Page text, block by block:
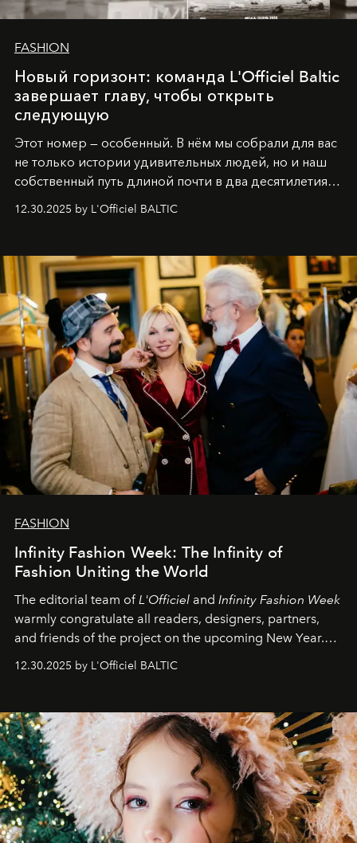
FASHION
Новый горизонт: команда L'Officiel Baltic
завершает главу, чтобы открыть
следующую
Этот номер — особенный. В нём мы собрали для вас
не только истории удивительных людей, но и наш
собственный путь длиной почти в два десятилетия.
души говорим спасибо каждому, кто был с нами все
самыми искренними пожеланиями и теплом, ваша
командаL’Officiel Baltic .
12.30.2025 by L'Officiel BALTIC
FASHION
Infinity Fashion Week: The Infinity of
Fashion Uniting the World
The editorial team of L'Officiel and Infinity Fashion Week
warmly congratulate all readers, designers, partners,
and friends of the project on the upcoming New Year.
achievements.
12.30.2025 by L'Officiel BALTIC